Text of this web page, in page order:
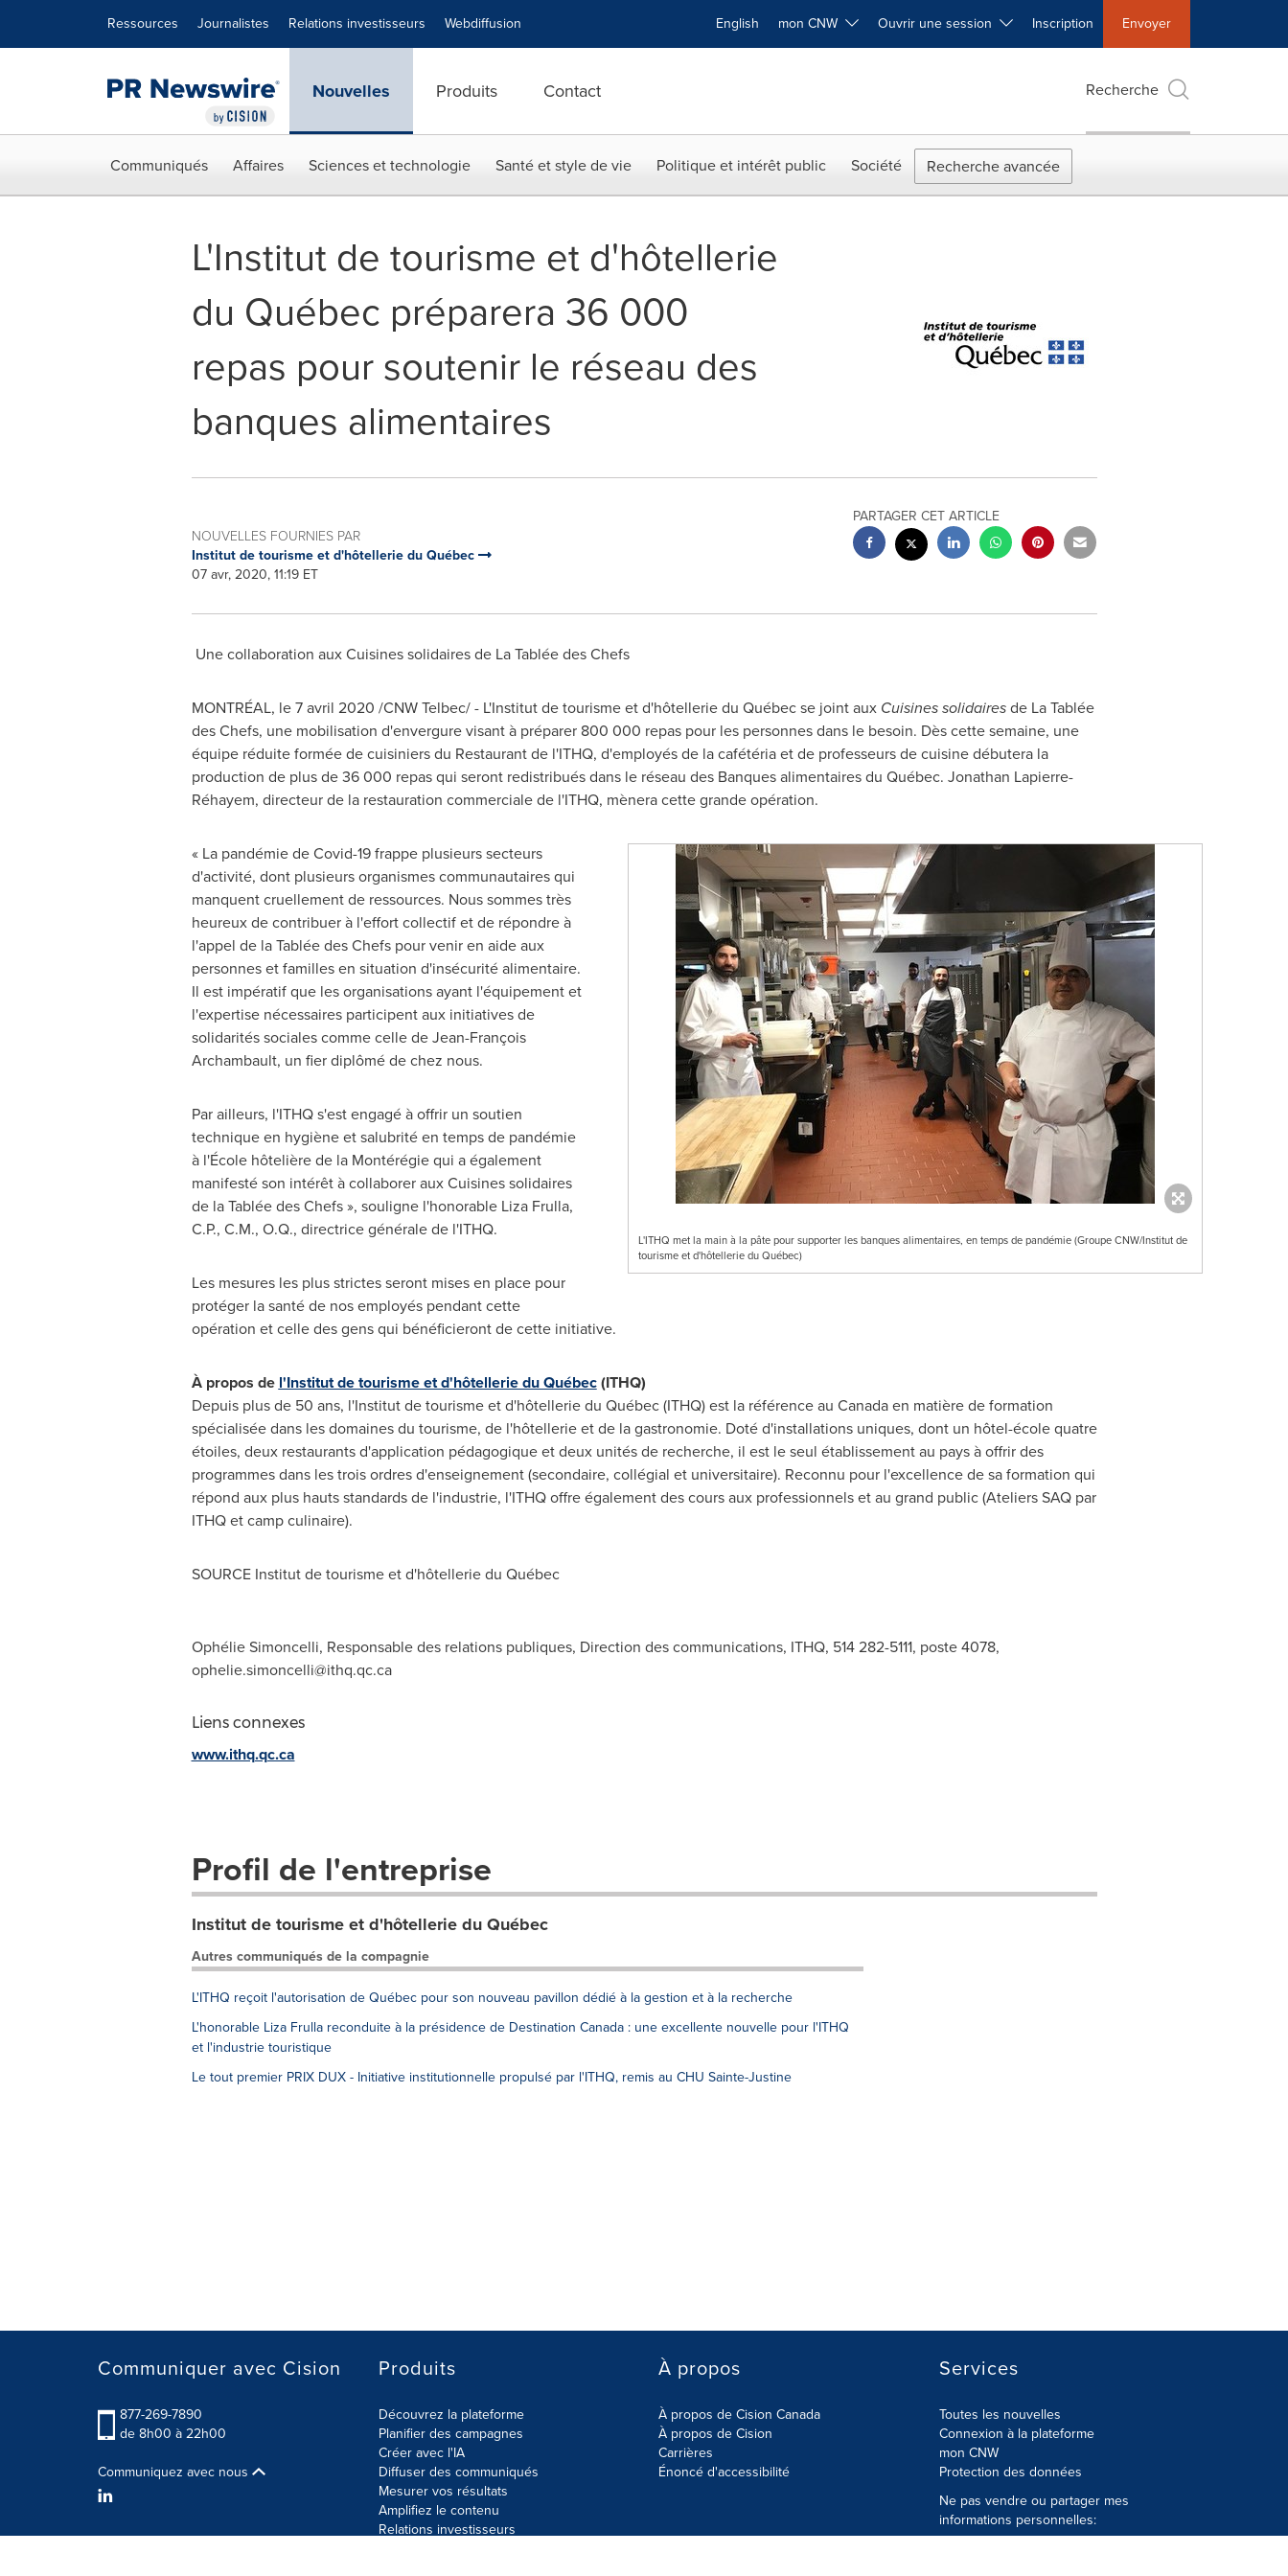
Ressources Journalistes Relations investisseurs Webdiffusion English mon CNW Ouvrir une session Inscription Envoyer
Nouvelles Produits Contact Recherche
Communiqués Affaires Sciences et technologie Santé et style de vie Politique et intérêt public Société Recherche avancée
L'Institut de tourisme et d'hôtellerie
du Québec préparera 36 000
repas pour soutenir le réseau des
banques alimentaires
NOUVELLES FOURNIES PAR
Institut de tourisme et d'hôtellerie du Québec
07 avr, 2020, 11:19 ET
PARTAGER CET ARTICLE
Une collaboration aux Cuisines solidaires de La Tablée des Chefs
MONTRÉAL, le 7 avril 2020 /CNW Telbec/ - L'Institut de tourisme et d'hôtellerie du Québec se joint auxCuisines solidairesde La Tablée
des Chefs, une mobilisation d'envergure visant à préparer 800 000 repas pour les personnes dans le besoin. Dès cette semaine, une
équipe réduite formée de cuisiniers du Restaurant de l'ITHQ, d'employés de la cafétéria et de professeurs de cuisine débutera la
production de plus de 36 000 repas qui seront redistribués dans le réseau des Banques alimentaires du Québec. Jonathan Lapierre-
Réhayem, directeur de la restauration commerciale de l'ITHQ, mènera cette grande opération.
L'ITHQ met la main à la pâte pour supporter les banques alimentaires, en temps de pandémie (Groupe CNW/Institut de
tourisme et d'hôtellerie du Québec)
« La pandémie de Covid-19 frappe plusieurs secteurs
d'activité, dont plusieurs organismes communautaires qui
manquent cruellement de ressources. Nous sommes très
heureux de contribuer à l'effort collectif et de répondre à
l'appel de la Tablée des Chefs pour venir en aide aux
personnes et familles en situation d'insécurité alimentaire.
Il est impératif que les organisations ayant l'équipement et
l'expertise nécessaires participent aux initiatives de
solidarités sociales comme celle de Jean-François
Archambault, un fier diplômé de chez nous.
Par ailleurs, l'ITHQ s'est engagé à offrir un soutien
technique en hygiène et salubrité en temps de pandémie
à l'École hôtelière de la Montérégie qui a également
manifesté son intérêt à collaborer aux Cuisines solidaires
de la Tablée des Chefs », souligne l'honorable Liza Frulla,
C.P., C.M., O.Q., directrice générale de l'ITHQ.
Les mesures les plus strictes seront mises en place pour
protéger la santé de nos employés pendant cette
opération et celle des gens qui bénéficieront de cette initiative.
À propos de l'Institut de tourisme et d'hôtellerie du Québec(ITHQ)
Depuis plus de 50 ans, l'Institut de tourisme et d'hôtellerie du Québec (ITHQ) est la référence au Canadaen matière de formation
spécialisée dans les domaines du tourisme, de l'hôtellerie et de la gastronomie. Doté d'installations uniques, dont un hôtel-école quatre
étoiles, deux restaurants d'application pédagogique et deux unités de recherche, il est le seul établissement au pays à offrir des
programmes dans les trois ordres d'enseignement (secondaire, collégial et universitaire). Reconnu pour l'excellence de sa formation qui
répond aux plus hauts standards de l'industrie, l'ITHQ offre également des cours aux professionnels et au grand public (Ateliers SAQ par
ITHQ et camp culinaire).
SOURCE Institut de tourisme et d'hôtellerie du Québec
Ophélie Simoncelli, Responsable des relations publiques, Direction des communications, ITHQ, 514 282-5111, poste 4078,
ophelie.simoncelli@ithq.qc.ca
Liens connexes
www.ithq.qc.ca
Profil de l'entreprise
Institut de tourisme et d'hôtellerie du Québec
Autres communiqués de la compagnie
L'ITHQ reçoit l'autorisation de Québec pour son nouveau pavillon dédié à la gestion et à la recherche
L'honorable Liza Frulla reconduite à la présidence de Destination Canada : une excellente nouvelle pour l'ITHQ
et l'industrie touristique
Le tout premier PRIX DUX - Initiative institutionnelle propulsé par l'ITHQ, remis au CHU Sainte-Justine
Communiquer avec Cision
877-269-7890
de 8h00 à 22h00
Communiquez avec nous
Produits
Découvrez la plateforme
Planifier des campagnes
Créer avec l'IA
Diffuser des communiqués
Mesurer vos résultats
Amplifiez le contenu
Relations investisseurs
À propos
À propos de Cision Canada
À propos de Cision
Carrières
Énoncé d'accessibilité
Services
Toutes les nouvelles
Connexion à la plateforme
mon CNW
Protection des données
Ne pas vendre ou partager mes
informations personnelles: